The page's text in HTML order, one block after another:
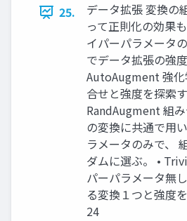
25.
データ拡張 変換の
って正則化の効果
イパーパラメータ
でデータ拡張の強
AutoAugment 強化
合せと強度を探索
RandAugment 組
の変換に共通で用
ラメータのみで、
ダムに選ぶ。 •
パーパラメータ無
る変換１つと強度
24